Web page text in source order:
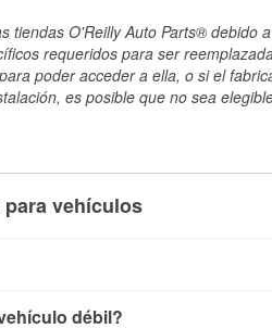
O'Reilly Auto Parts® debido
requeridos para ser
poder acceder a ella, o si el
es posible que no sea
vehículos
débil?